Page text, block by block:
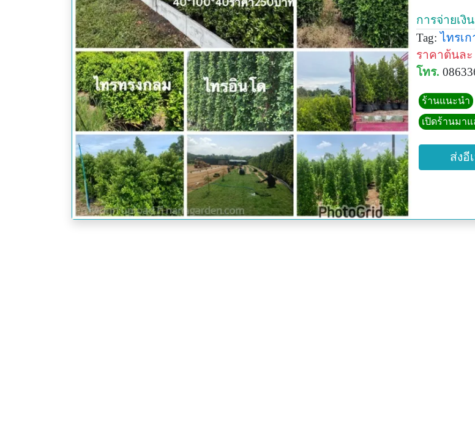
การจ่ายเงิ
Tag: ไทรเ
ราคาต้นละ
โทร.
ร้านแนะนำ
เปิดร้านมาแ
ส่งอี